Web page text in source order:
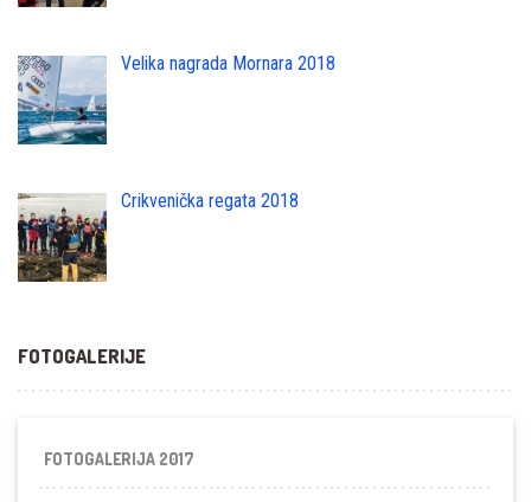
Velika nagrada Mornara 2018
Crikvenička regata 2018
FOTOGALERIJE
FOTOGALERIJA 2017